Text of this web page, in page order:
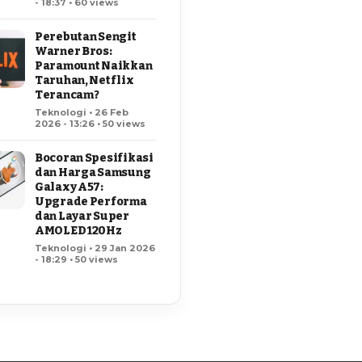
- 18:37 • 60 views
Perebutan Sengit
Warner Bros:
Paramount Naikkan
Taruhan, Netflix
Terancam?
Teknologi • 26 Feb
2026 - 13:26 • 50 views
Bocoran Spesifikasi
dan Harga Samsung
Galaxy A57:
Upgrade Performa
dan Layar Super
AMOLED 120Hz
Teknologi • 29 Jan 2026
- 18:29 • 50 views